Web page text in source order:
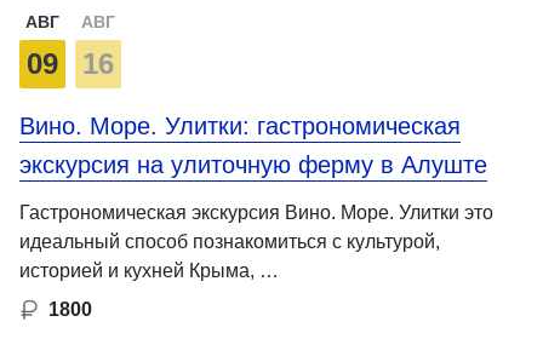
АВГ
09
АВГ
16
Вино. Море. Улитки: гастрономическая
экскурсия на улиточную ферму в Алуште
Гастрономическая экскурсия Вино. Море. Улитки это
идеальный способ познакомиться с культурой,
историей и кухней Крыма, …
1800